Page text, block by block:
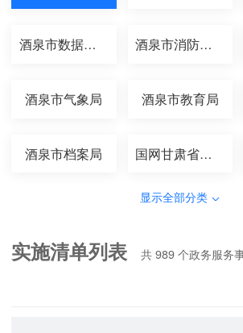
酒泉市数据局（酒泉市... 酒泉市消防救援支队
酒泉市气象局 酒泉市教育局
酒泉市档案局 国网甘肃省电力公司酒...
显示全部分类
实施清单列表 共989 个政务服务